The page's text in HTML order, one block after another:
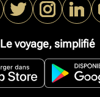
Le voyage, simplifié